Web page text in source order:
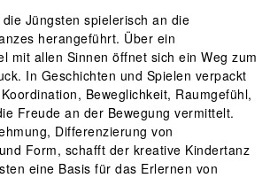
Jüngsten spielerisch an die
herangeführt. Über ein
mit allen Sinnen öffnet sich ein Weg zum
In Geschichten und Spielen verpackt
Beweglichkeit, Raumgefühl,
Freude an der Bewegung vermittelt.
Differenzierung von
Form, schafft der kreative Kindertanz
eine Basis für das Erlernen von